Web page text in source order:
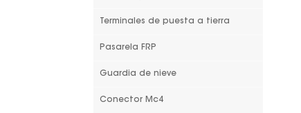
Terminales de puesta a tierra
Pasarela FRP
Guardia de nieve
Conector Mc4